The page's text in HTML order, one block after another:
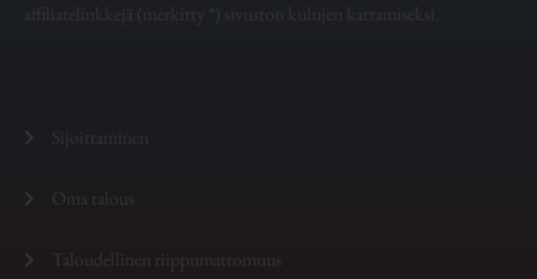
affiliatelinkkejä (merkitty *) sivuston kulujen kattamiseksi.
Sijoittaminen
Oma talous
Taloudellinen riippumattomuus